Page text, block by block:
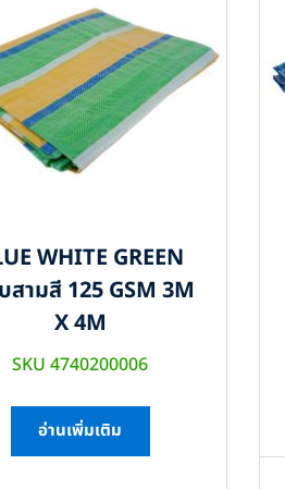
WHITE GREEN
สามสี 125 GSM 3M
X 4M
SKU 4740200006
อ่านเพิ่มเติม